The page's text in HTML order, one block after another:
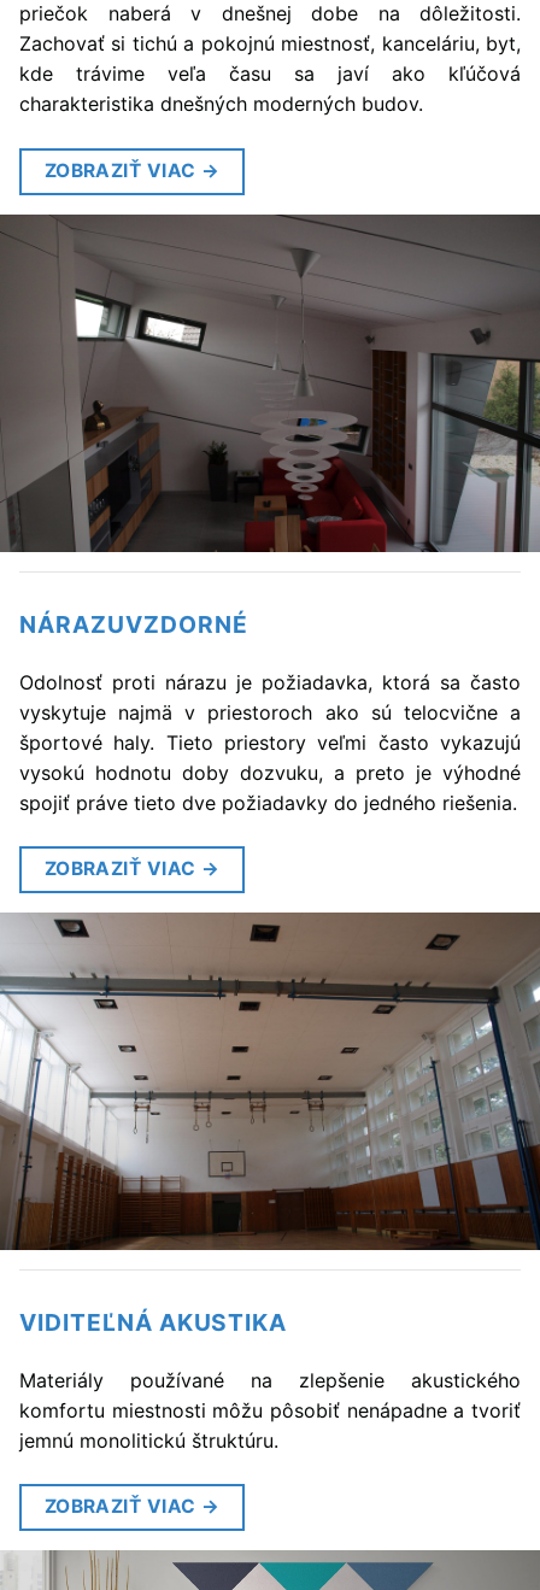
priečok naberá v dnešnej dobe na dôležitosti.
Zachovať si tichú a pokojnú miestnosť, kanceláriu, byt,
kde trávime veľa času sa javí ako kľúčová
charakteristika dnešných moderných budov.
ZOBRAZIŤ VIAC →
NÁRAZUVZDORNÉ
Odolnosť proti nárazu je požiadavka, ktorá sa často
vyskytuje najmä v priestoroch ako sú telocvične a
športové haly. Tieto priestory veľmi často vykazujú
vysokú hodnotu doby dozvuku, a preto je výhodné
spojiť práve tieto dve požiadavky do jedného riešenia.
ZOBRAZIŤ VIAC →
VIDITEĽNÁ AKUSTIKA
Materiály používané na zlepšenie akustického
komfortu miestnosti môžu pôsobiť nenápadne a tvoriť
jemnú monolitickú štruktúru.
ZOBRAZIŤ VIAC →